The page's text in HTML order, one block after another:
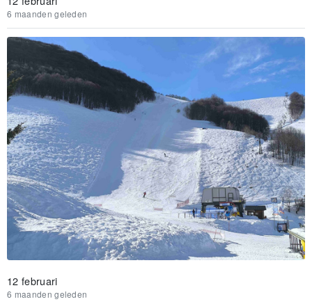
6 maanden geleden
12 februari
6 maanden geleden